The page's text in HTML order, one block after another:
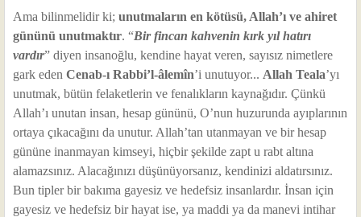
Ama bilinmelidir ki; unutmaların en kötüsü, Allah’ı ve ahiret
gününü unutmaktır. “Bir fincan kahvenin kırk yıl hatırı
vardır” diyen insanoğlu, kendine hayat veren, sayısız nimetlere
gark eden Cenab-ı Rabbi’l-âlemîn’i unutuyor... Allah Teala’yı
unutmak, bütün felaketlerin ve fenalıkların kaynağıdır. Çünkü
Allah’ı unutan insan, hesap gününü, O’nun huzurunda ayıplarının
ortaya çıkacağını da unutur. Allah’tan utanmayan ve bir hesap
gününe inanmayan kimseyi, hiçbir şekilde zapt u rabt altına
alamazsınız. Alacağınızı düşünüyorsanız, kendinizi aldatırsınız.
Bun tipler bir bakıma gayesiz ve hedefsiz insanlardır. İnsan için
gayesiz ve hedefsiz bir hayat ise, ya maddi ya da manevi intihar